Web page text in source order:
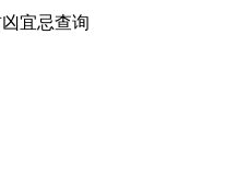
宜忌查询